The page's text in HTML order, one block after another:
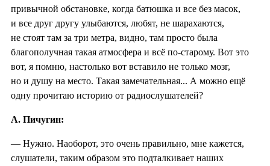
привычной обстановке, когда батюшка и все без масок,
и все друг другу улыбаются, любят, не шарахаются,
не стоят там за три метра, видно, там просто была
благополучная такая атмосфера и всё по-старому. Вот это
вот, я помню, настолько вот вставило не только мозг,
но и душу на место. Такая замечательная... А можно ещё
одну прочитаю историю от радиослушателей?
А. Пичугин:
— Нужно. Наоборот, это очень правильно, мне кажется,
слушатели, таким образом это подталкивает наших